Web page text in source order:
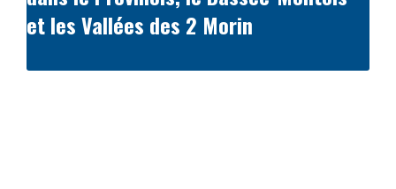
et les Vallées des 2 Morin